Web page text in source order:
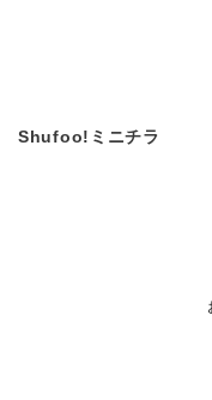
Shufoo!ミニチラ